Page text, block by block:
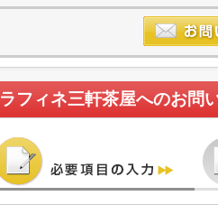
ラフィネ三軒茶屋へのお問